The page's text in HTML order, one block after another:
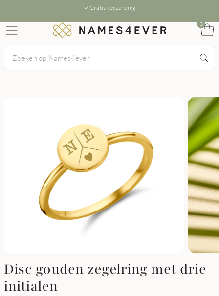
Gratis verzending
0
Disc gouden zegelring met drie
initialen